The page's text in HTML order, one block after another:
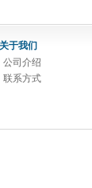
关于我们
公司介绍
联系方式